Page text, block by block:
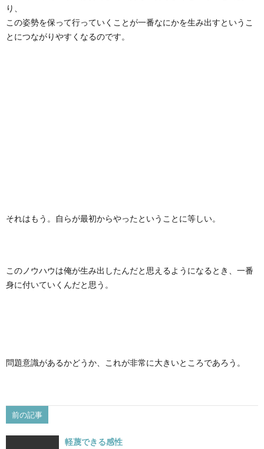
り、
この姿勢を保って行っていくことが一番なにかを生み出すというこ
とにつながりやすくなるのです。
それはもう。自らが最初からやったということに等しい。
このノウハウは俺が生み出したんだと思えるようになるとき、一番
身に付いていくんだと思う。
問題意識があるかどうか、これが非常に大きいところであろう。
前の記事
軽蔑できる感性